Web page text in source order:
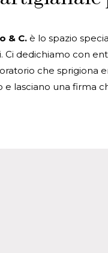
& C. è lo spazio
dedichiamo con
che sprigiona
lasciano una firma